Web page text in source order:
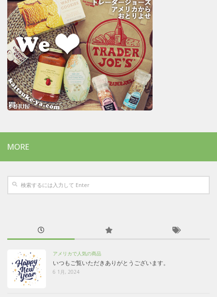
MORE
アメリカで人気の商品
いつもご覧いただきありがとうございます。
6 1月, 2024